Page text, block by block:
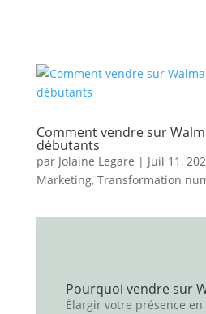
Comment vendre sur
débutants
par Jolaine Legare | Juil 11,
Marketing, Transformation
Pourquoi vendre sur
Élargir votre présence